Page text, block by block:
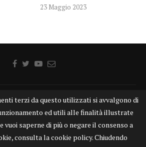
23 Maggio 2023
Disclaimer Cookie Contatti
Policy KONGTV
Comunicazione s.r.l. - P.IVA: 15049871005
terzi da questo utilizzati si avvalgono di
ed utili alle finalità illustrate
vuoi saperne di più o negare il consenso a
consulta la cookie policy. Chiudendo